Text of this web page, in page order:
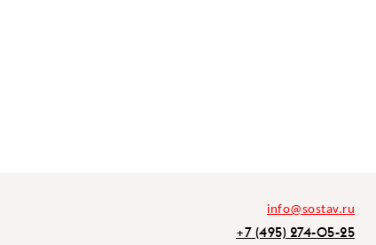
info@sostav.ru
+7 (495) 274-05-25